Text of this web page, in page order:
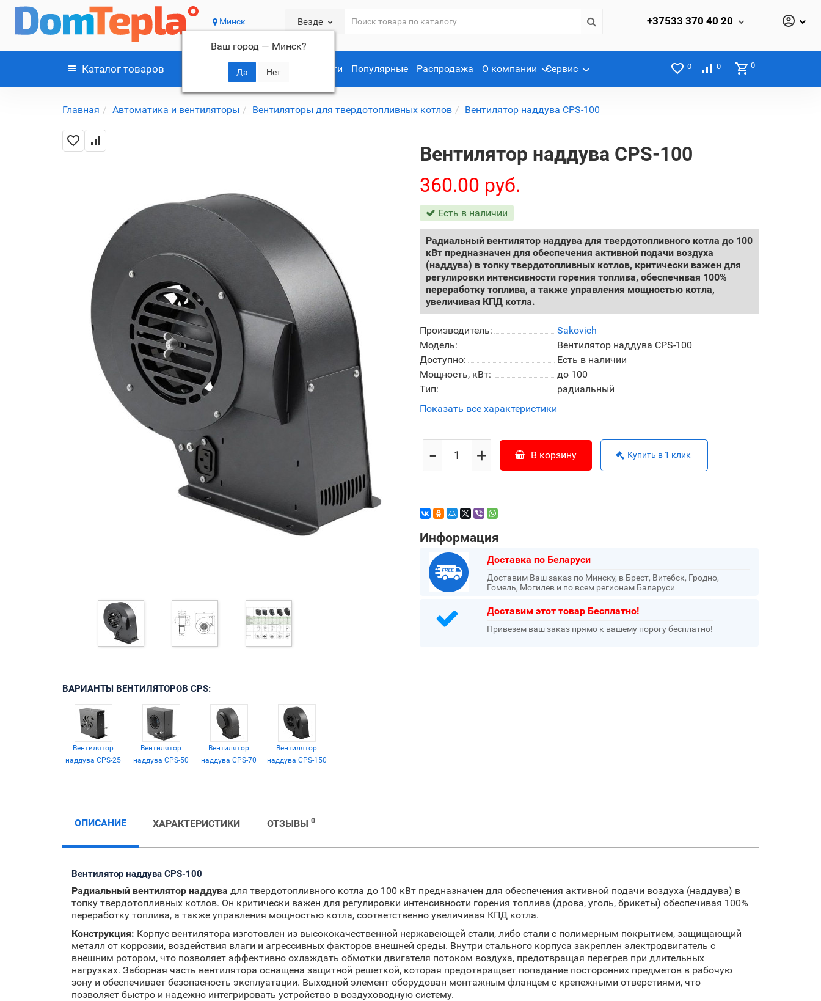
Минск
Ваш город — Минск?
Везде +37533 370 40 20
Каталог товаров Услуги Популярные Распродажа О компании Сервис 0 0 0
Главная Автоматика и вентиляторы Вентиляторы для твердотопливных котлов Вентилятор наддува CPS-100
ВАРИАНТЫ ВЕНТИЛЯТОРОВ CPS:
Вентилятор
наддува CPS-25
Вентилятор
наддува CPS-50
Вентилятор
наддува CPS-70
Вентилятор
наддува CPS-150
Вентилятор наддува CPS-100
360.00 руб.
Есть в наличии
Радиальный вентилятор наддува для твердотопливного котла до 100
кВт предназначен для обеспечения активной подачи воздуха
(наддува) в топку твердотопливных котлов, критически важен для
регулировки интенсивности горения топлива, обеспечивая 100%
переработку топлива, а также управления мощностью котла,
увеличивая КПД котла.
Производитель:
Sakovich
Модель:
Вентилятор наддува CPS-100
Доступно:
Есть в наличии
Мощность, кВт:
до 100
Тип:
радиальный
Показать все характеристики
+
- В корзину Купить в 1 клик
Информация
Доставка по Беларуси
Доставим Ваш заказ по Минску, в Брест, Витебск, Гродно,
Гомель, Могилев и по всем регионам Баларуси
Доставим этот товар Бесплатно!
Привезем ваш заказ прямо к вашему порогу бесплатно!
ОПИСАНИЕ ХАРАКТЕРИСТИКИ ОТЗЫВЫ 0
Вентилятор наддува CPS-100
Радиальный вентилятор наддува для твердотопливного котла до 100 кВт предназначен для обеспечения активной подачи воздуха (наддува) в
топку твердотопливных котлов. Он критически важен для регулировки интенсивности горения топлива (дрова, уголь, брикеты) обеспечивая 100%
переработку топлива, а также управления мощностью котла, соответственно увеличивая КПД котла.
Конструкция: Корпус вентилятора изготовлен из высококачественной нержавеющей стали, либо стали с полимерным покрытием, защищающий
металл от коррозии, воздействия влаги и агрессивных факторов внешней среды. Внутри стального корпуса закреплен электродвигатель с
внешним ротором, что позволяет эффективно охлаждать обмотки двигателя потоком воздуха, предотвращая перегрев при длительных
нагрузках. Заборная часть вентилятора оснащена защитной решеткой, которая предотвращает попадание посторонних предметов в рабочую
зону и обеспечивает безопасность эксплуатации. Выходной элемент оборудован монтажным фланцем с крепежными отверстиями, что
позволяет быстро и надежно интегрировать устройство в воздуховодную систему.